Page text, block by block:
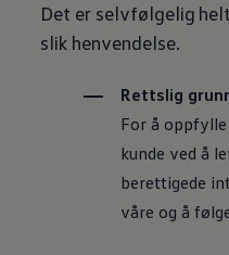
Det er selvfølgelig
slik henvendelse.
Rettslig
For å
kunde ved å
berettigede
våre og å